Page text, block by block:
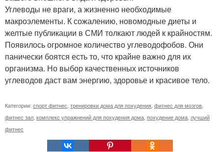
Углеводы не враги, а жизненно необходимые
макроэлементы. К сожалению, новомодные диеты и
желтые публикации в СМИ толкают людей к крайностям.
Появилось огромное количество углеводофобов. Они
панически боятся есть то, что крайне важно для их
организма. Но выбор качественных источников
углеводов даст вам энергию, здоровье и красивое тело.
Категории: спорт фитнес, тренировки дома для похудения, фитнес для мозгов,
фитнес зал, комплекс упражнений для похудения дома, похудение дома, лучший
фитнес